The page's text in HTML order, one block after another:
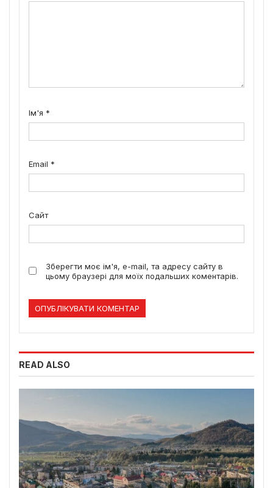
Ім'я *
Email *
Сайт
Зберегти моє ім'я, e-mail, та адресу сайту в
цьому браузері для моїх подальших коментарів.
READ ALSO